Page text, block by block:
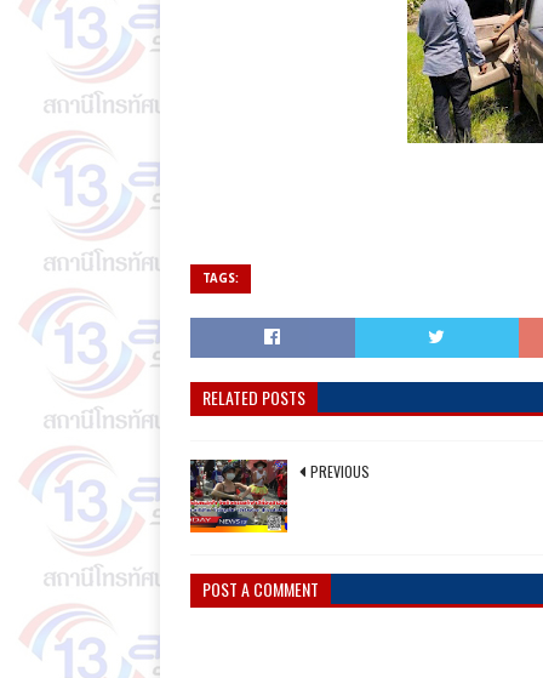
TAGS:
RELATED POSTS
PREVIOUS
POST A COMMENT